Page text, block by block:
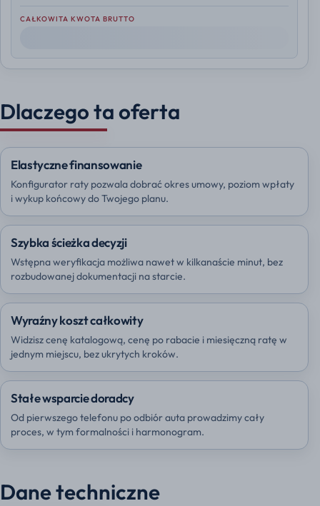
CAŁKOWITA KWOTA BRUTTO
Dlaczego ta oferta
Elastyczne finansowanie
Konfigurator raty pozwala dobrać okres umowy, poziom wpłaty
i wykup końcowy do Twojego planu.
Szybka ścieżka decyzji
Wstępna weryfikacja możliwa nawet w kilkanaście minut, bez
rozbudowanej dokumentacji na starcie.
Wyraźny koszt całkowity
Widzisz cenę katalogową, cenę po rabacie i miesięczną ratę w
jednym miejscu, bez ukrytych kroków.
Stałe wsparcie doradcy
Od pierwszego telefonu po odbiór auta prowadzimy cały
proces, w tym formalności i harmonogram.
Dane techniczne